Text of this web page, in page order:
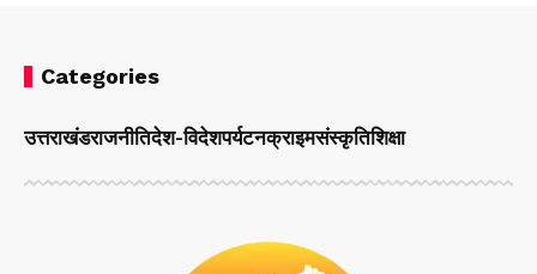
Categories
उत्तराखंडराजनीतिदेश-विदेशपर्यटनक्राइमसंस्कृतिशिक्षा